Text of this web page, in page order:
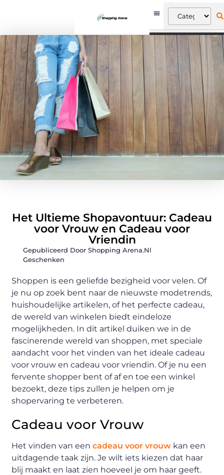
Het Ultieme Shopavontuur: Cadeau
voor Vrouw en Cadeau voor
Vriendin
Gepubliceerd Door Shopping Arena.nl
Geschenken
Shoppen is een geliefde bezigheid voor velen. Of
je nu op zoek bent naar de nieuwste modetrends,
huishoudelijke artikelen, of het perfecte cadeau,
de wereld van winkelen biedt eindeloze
mogelijkheden. In dit artikel duiken we in de
fascinerende wereld van shoppen, met speciale
aandacht voor het vinden van het ideale cadeau
voor vrouw en cadeau voor vriendin. Of je nu een
fervente shopper bent of af en toe een winkel
bezoekt, deze tips zullen je helpen om je
shopervaring te verbeteren.
Cadeau voor Vrouw
Het vinden van eencadeau voor vrouw kan een
uitdagende taak zijn. Je wilt iets kiezen dat haar
blij maakt en laat zien hoeveel je om haar geeft.